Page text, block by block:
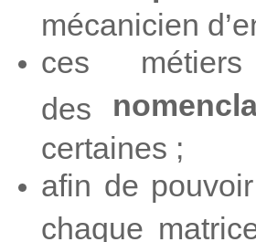
mécanicien
ces
des
certaines ;
afin de
chaque